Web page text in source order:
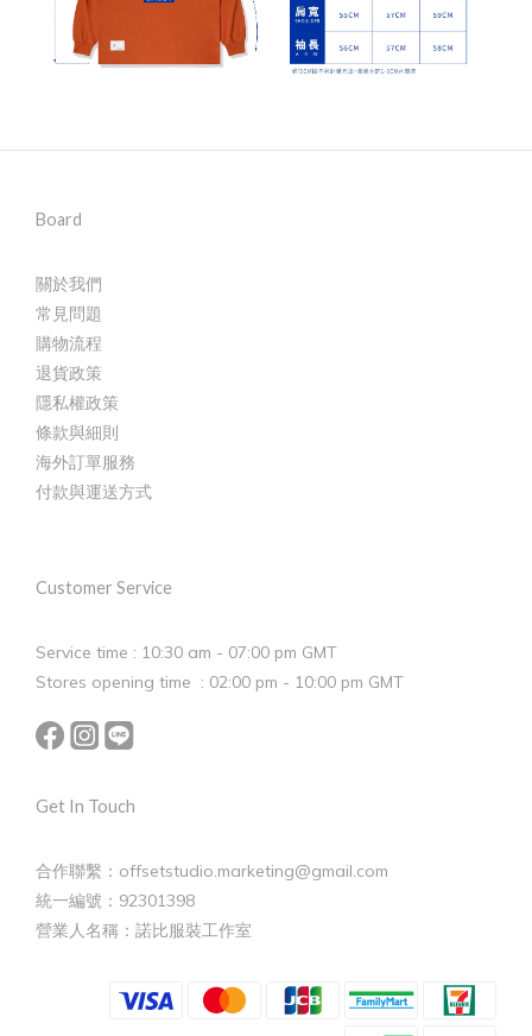
Board
關於我們
常見問題
購物流程
退貨政策
隱私權政策
條款與細則
海外訂單服務
付款與運送方式
Customer Service
Service time : 10:30 am - 07:00 pm GMT
Stores opening time : 02:00 pm - 10:00 pm GMT
Get In Touch
合作聯繫：offsetstudio.marketing@gmail.com
統一編號：92301398
營業人名稱：諾比服裝工作室